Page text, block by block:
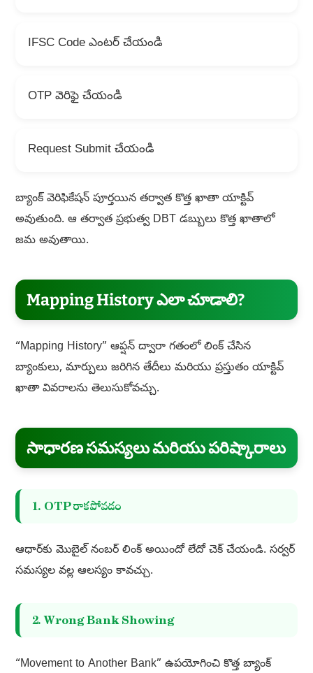
IFSC Code ఎంటర్ చేయండి
OTP వెరిఫై చేయండి
Request Submit చేయండి
బ్యాంక్ వెరిఫికేషన్ పూర్తయిన తర్వాత కొత్త ఖాతా యాక్టివ్
అవుతుంది. ఆ తర్వాత ప్రభుత్వ DBT డబ్బులు కొత్త ఖాతాలో
జమ అవుతాయి.
Mapping History ఎలా చూడాలి?
“Mapping History” ఆప్షన్ ద్వారా గతంలో లింక్ చేసిన
బ్యాంకులు, మార్పులు జరిగిన తేదీలు మరియు ప్రస్తుతం యాక్టివ్
ఖాతా వివరాలను తెలుసుకోవచ్చు.
సాధారణ సమస్యలు మరియు పరిష్కారాలు
1. OTP రాకపోవడం
ఆధార్‌కు మొబైల్ నంబర్ లింక్ అయిందో లేదో చెక్ చేయండి. సర్వర్
సమస్యల వల్ల ఆలస్యం కావచ్చు.
2. Wrong Bank Showing
“Movement to Another Bank” ఉపయోగించి కొత్త బ్యాంక్